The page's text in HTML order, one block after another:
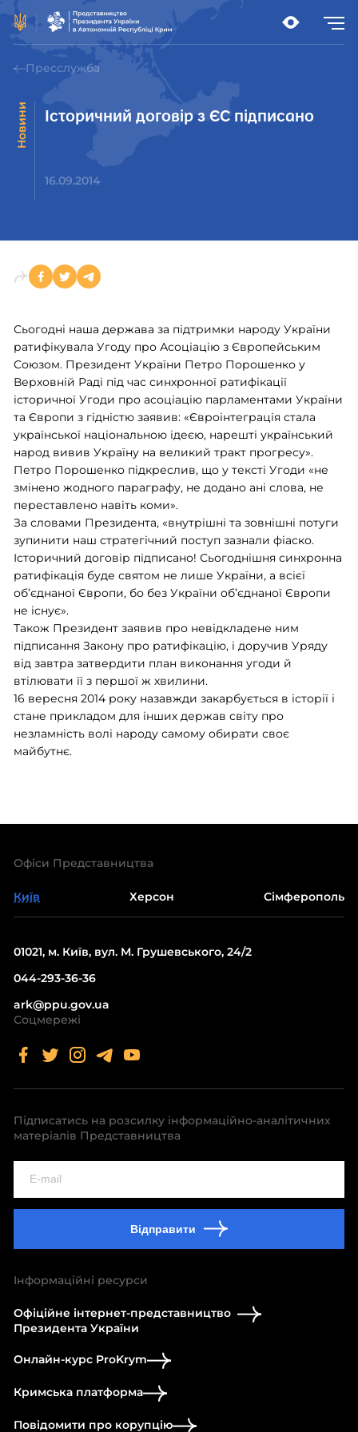
Пресслужба
Новини Історичний договір з ЄС підписано
16.09.2014
Сьогодні наша держава за підтримки народу України
ратифікувала Угоду про Асоціацію з Європейським
Союзом. Президент України Петро Порошенко у
Верховній Раді під час синхронної ратифікації
історичної Угоди про асоціацію парламентами України
та Європи з гідністю заявив: «Євроінтеграція стала
української національною ідеєю, нарешті український
народ вивив Україну на великий тракт прогресу».
Петро Порошенко підкреслив, що у тексті Угоди «не
змінено жодного параграфу, не додано ані слова, не
переставлено навіть коми».
За словами Президента, «внутрішні та зовнішні потуги
зупинити наш стратегічний поступ зазнали фіаско.
Історичний договір підписано! Сьогоднішня синхронна
ратифікація буде святом не лише України, а всієї
об’єднаної Європи, бо без України об’єднаної Європи
не існує».
Також Президент заявив про невідкладене ним
підписання Закону про ратифікацію, і доручив Уряду
від завтра затвердити план виконання угоди й
втілювати її з першої ж хвилини.
16 вересня 2014 року назавжди закарбується в історії і
стане прикладом для інших держав світу про
незламність волі народу самому обирати своє
майбутнє.
Офіси Представництва
Київ Херсон Сімферополь
01021, м. Київ, вул. М. Грушевського, 24/2
044-293-36-36
ark@ppu.gov.ua
Соцмережі
Підписатись на розсилку інформаційно-аналітичних
матеріалів Представництва
Відправити
Інформаційні ресурси
Офіційне інтернет-представництво
Президента України
Онлайн-курс ProKrym
Кримська платформа
Повідомити про корупцію